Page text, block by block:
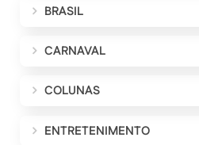
BRASIL
CARNAVAL
COLUNAS
ENTRETENIMENTO